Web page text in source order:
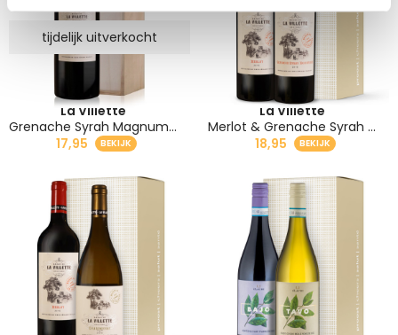
tijdelijk uitverkocht
La Villette
Grenache Syrah Magnum Rode Wijn
17,95
La Villette
Merlot & Grenache Syrah Rode Wijn
18,95